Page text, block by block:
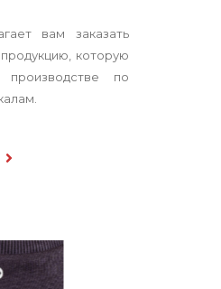
вам заказать
которую
по